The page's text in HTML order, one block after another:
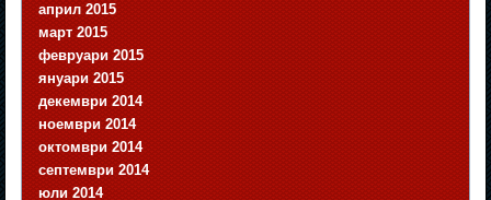
април 2015
март 2015
февруари 2015
януари 2015
декември 2014
ноември 2014
октомври 2014
септември 2014
юли 2014